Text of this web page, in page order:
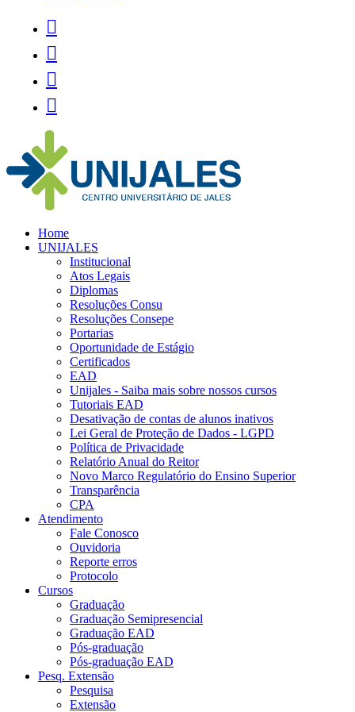




Home
UNIJALES
Institucional
Atos Legais
Diplomas
Resoluções Consu
Resoluções Consepe
Portarias
Oportunidade de Estágio
Certificados
EAD
Unijales - Saiba mais sobre nossos cursos
Tutoriais EAD
Desativação de contas de alunos inativos
Lei Geral de Proteção de Dados - LGPD
Política de Privacidade
Relatório Anual do Reitor
Novo Marco Regulatório do Ensino Superior
Transparência
CPA
Atendimento
Fale Conosco
Ouvidoria
Reporte erros
Protocolo
Cursos
Graduação
Graduação Semipresencial
Graduação EAD
Pós-graduação
Pós-graduação EAD
Pesq. Extensão
Pesquisa
Extensão